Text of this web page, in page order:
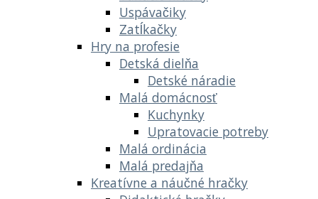
Uspávačiky
Zatĺkačky
Hry na profesie
Detská dielňa
Detské náradie
Malá domácnosť
Kuchynky
Upratovacie potreby
Malá ordinácia
Malá predajňa
Kreatívne a náučné hračky